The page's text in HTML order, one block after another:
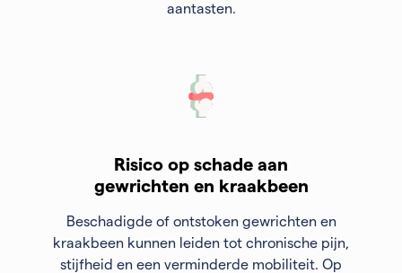
aantasten.
Risico op schade aan
gewrichten en kraakbeen
Beschadigde of ontstoken gewrichten en
kraakbeen kunnen leiden tot chronische pijn,
stijfheid en een verminderde mobiliteit. Op